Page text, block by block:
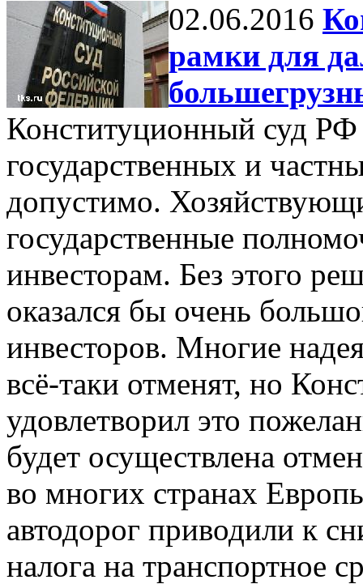
02.06.2016
рамки для
Конституционный суд РФ
государственных и
допустимо.
государственные
инвесторам. Без этого
оказался бы очень
инвесторов. Многие
всё-таки отменят, но
удовлетворил это
будет осуществлена
во многих странах
автодорог приводили к
налога на транспортное